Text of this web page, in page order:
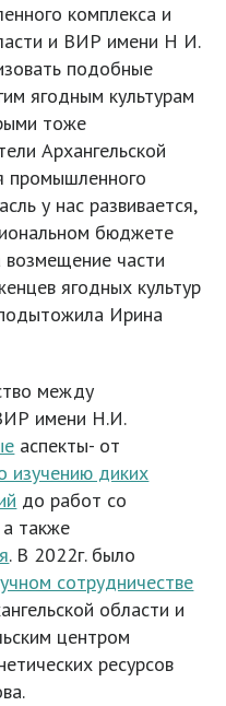
комплекса и
и ВИР имени Н И.
подобные
ягодным культурам
тоже
Архангельской
промышленного
у нас развивается,
бюджете
возмещение части
ягодных культур
Ирина
между
имени Н.И.
аспекты- от
изучению диких
до работ со
также
. В 2022г. было
сотрудничестве
области и
центром
ресурсов